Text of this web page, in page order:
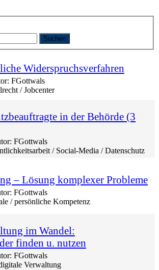
Suchen
Widerspruchsverfahren
FGottwals
/ Jobcenter
in der Behörde (3
FGottwals
/ Social-Media / Datenschutz
– Lösung komplexer Probleme
FGottwals
/ persönliche Kompetenz
im Wandel:
finden u. nutzen
FGottwals
Verwaltung